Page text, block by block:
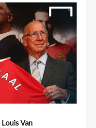
Louis Van